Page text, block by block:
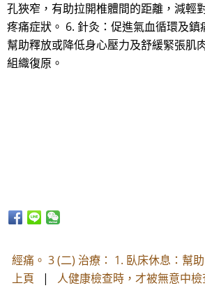
孔狹窄，有助拉開椎體間的距離，減輕
疼痛症狀。 6. 針灸：促進氣血循環及鎮
幫助釋放或降低身心壓力及舒緩緊張肌
組織復原。
經痛。 3 (二) 治療： 1. 臥床休息：幫
上頁 | 人健康檢查時，才被無意中